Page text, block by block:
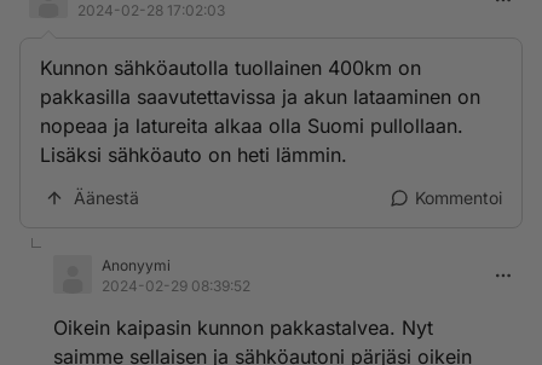
2024-02-28 17:02:03
Kunnon sähköautolla tuollainen 400km on
pakkasilla saavutettavissa ja akun lataaminen on
nopeaa ja latureita alkaa olla Suomi pullollaan.
Lisäksi sähköauto on heti lämmin.
Äänestä Kommentoi
Anonyymi
2024-02-29 08:39:52
Oikein kaipasin kunnon pakkastalvea. Nyt
saimme sellaisen ja sähköautoni pärjäsi oikein